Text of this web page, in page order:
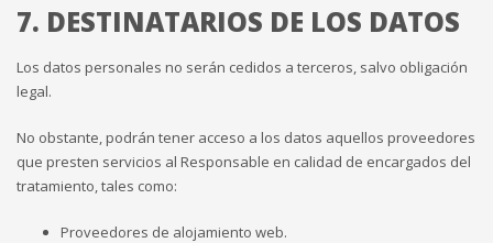
7. DESTINATARIOS DE LOS DATOS
Los datos personales no serán cedidos a terceros, salvo obligación
legal.
No obstante, podrán tener acceso a los datos aquellos proveedores
que presten servicios al Responsable en calidad de encargados del
tratamiento, tales como:
Proveedores de alojamiento web.